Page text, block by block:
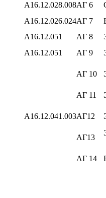
A16.12.028.008АГ 6
A16.12.026.024АГ 7
A16.12.051
АГ 8
A16.12.051
АГ 9
АГ 10
АГ 11
A16.12.041.003АГ12
АГ13
АГ 14